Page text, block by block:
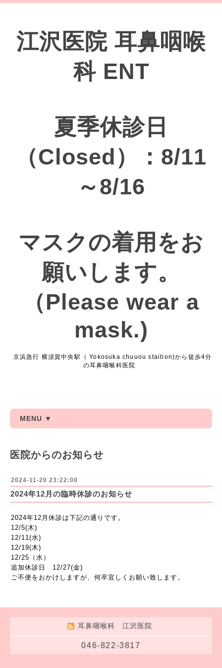
江沢医院 耳鼻咽喉
科 ENT
夏季休診日
（Closed）：8/11
～8/16
マスクの着用をお
願いします。
（Please wear a
mask.)
京浜急行 横須賀中央駅（ Yokosuka chuuou staition)から徒歩4分
の耳鼻咽喉科医院
MENU ▼
医院からのお知らせ
2024-11-20 23:22:00
2024年12月の臨時休診のお知らせ
2024年12月休診は下記の通りです。
12/5(木)
12/11(水)
12/19(木)
12/25（水）
追加休診日 12/27(金)
ご不便をおかけしますが、何卒宜しくお願い致します。
耳鼻咽喉科 江沢医院
046-822-3817